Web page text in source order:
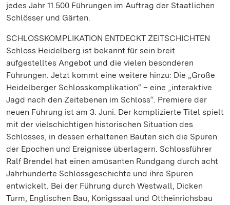
jedes Jahr 11.500 Führungen im Auftrag der Staatlichen
Schlösser und Gärten.
SCHLOSSKOMPLIKATION ENTDECKT ZEITSCHICHTEN
Schloss Heidelberg ist bekannt für sein breit
aufgestelltes Angebot und die vielen besonderen
Führungen. Jetzt kommt eine weitere hinzu: Die „Große
Heidelberger Schlosskomplikation“ – eine „interaktive
Jagd nach den Zeitebenen im Schloss“. Premiere der
neuen Führung ist am 3. Juni. Der komplizierte Titel spielt
mit der vielschichtigen historischen Situation des
Schlosses, in dessen erhaltenen Bauten sich die Spuren
der Epochen und Ereignisse überlagern. Schlossführer
Ralf Brendel hat einen amüsanten Rundgang durch acht
Jahrhunderte Schlossgeschichte und ihre Spuren
entwickelt. Bei der Führung durch Westwall, Dicken
Turm, Englischen Bau, Königssaal und Ottheinrichsbau